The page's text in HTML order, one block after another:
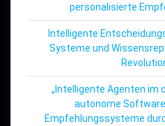
personalisierte
Intelligente
Systeme und
„Intelligente Agenten im
autonome
Empfehlungssysteme